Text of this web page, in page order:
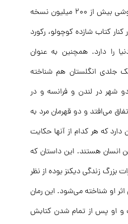
داستان دو شهر با فروشی بیش از ۲۰۰ میلیون نسخه
کنار کتاب شازده کوچولو، رکورد
را دارد. همچنین به عنوان
جلدی انگلستان هم شناخته
شهر در لندن و فرانسه و در
می‌افتد و دو قهرمان مرد به
دارد که هر کدام از آنها حکایت
انسان هستند. این داستان که
بزرگ زندگی دیکنز بوده از نظر
اثر او شناخته می‌شود. این رمان
و او پس از تمام شدن کتابش